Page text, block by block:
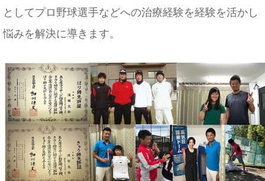
としてプロ野球選手などへの治療経験を経験を活かし
悩みを解決に導きます。